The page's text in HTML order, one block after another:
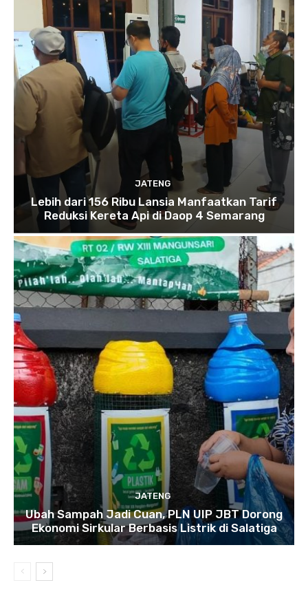
JATENG
Lebih dari 156 Ribu Lansia Manfaatkan Tarif
Reduksi Kereta Api di Daop 4 Semarang
JATENG
Ubah Sampah Jadi Cuan, PLN UIP JBT Dorong
Ekonomi Sirkular Berbasis Listrik di Salatiga